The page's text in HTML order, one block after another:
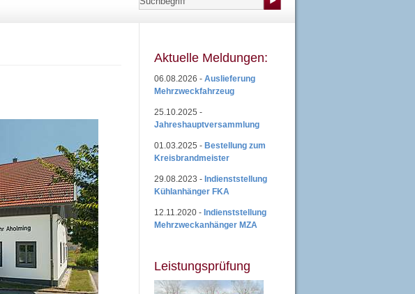
Aktuelle Meldungen:
06.08.2026 - Auslieferung
Mehrzweckfahrzeug
25.10.2025 -
Jahreshauptversammlung
01.03.2025 - Bestellung zum
Kreisbrandmeister
29.08.2023 - Indienststellung
Kühlanhänger FKA
12.11.2020 - Indienststellung
Mehrzweckanhänger MZA
Leistungsprüfung